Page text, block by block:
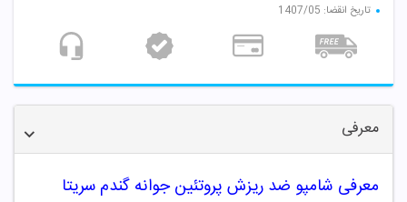
تاریخ انقضا: 1407/05
معرفی
معرفی شامپو ضد ریزش پروتئین جوانه گندم سریتا